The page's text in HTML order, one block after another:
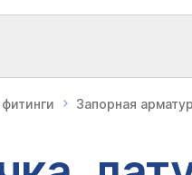
Запорная